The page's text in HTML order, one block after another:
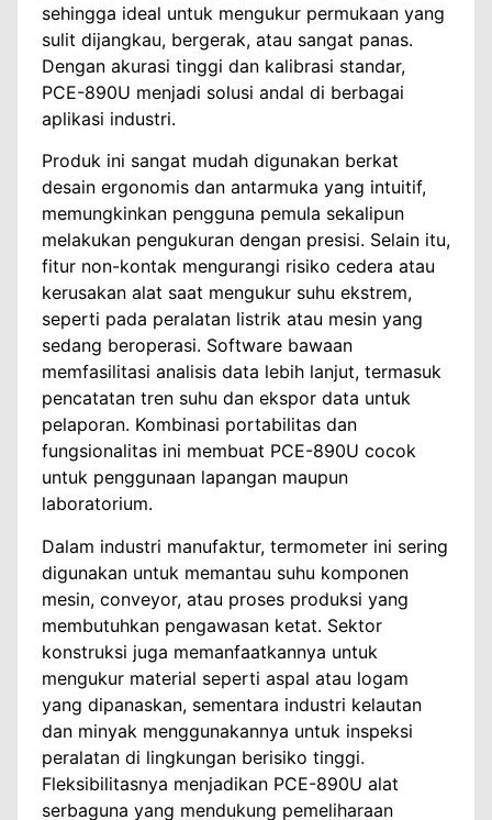
sehingga ideal untuk mengukur permukaan yang
sulit dijangkau, bergerak, atau sangat panas.
Dengan akurasi tinggi dan kalibrasi standar,
PCE-890U menjadi solusi andal di berbagai
aplikasi industri.
Produk ini sangat mudah digunakan berkat
desain ergonomis dan antarmuka yang intuitif,
memungkinkan pengguna pemula sekalipun
melakukan pengukuran dengan presisi. Selain itu,
fitur non-kontak mengurangi risiko cedera atau
kerusakan alat saat mengukur suhu ekstrem,
seperti pada peralatan listrik atau mesin yang
sedang beroperasi. Software bawaan
memfasilitasi analisis data lebih lanjut, termasuk
pencatatan tren suhu dan ekspor data untuk
pelaporan. Kombinasi portabilitas dan
fungsionalitas ini membuat PCE-890U cocok
untuk penggunaan lapangan maupun
laboratorium.
Dalam industri manufaktur, termometer ini sering
digunakan untuk memantau suhu komponen
mesin, conveyor, atau proses produksi yang
membutuhkan pengawasan ketat. Sektor
konstruksi juga memanfaatkannya untuk
mengukur material seperti aspal atau logam
yang dipanaskan, sementara industri kelautan
dan minyak menggunakannya untuk inspeksi
peralatan di lingkungan berisiko tinggi.
Fleksibilitasnya menjadikan PCE-890U alat
serbaguna yang mendukung pemeliharaan